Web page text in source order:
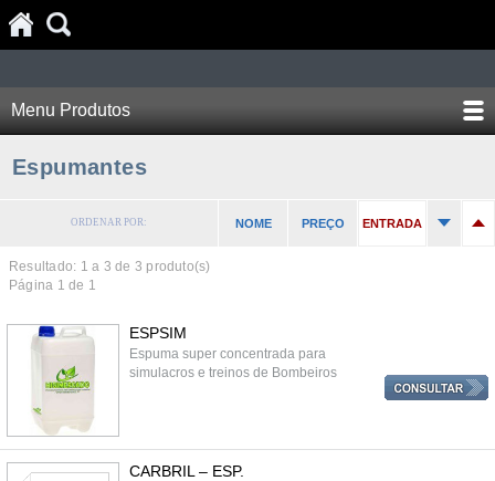
Menu Produtos
Espumantes
ORDENAR POR: NOME PREÇO ENTRADA
Resultado: 1 a 3 de 3 produto(s)
Página 1 de 1
ESPSIM
Espuma super concentrada para
simulacros e treinos de Bombeiros
CARBRIL – ESP.